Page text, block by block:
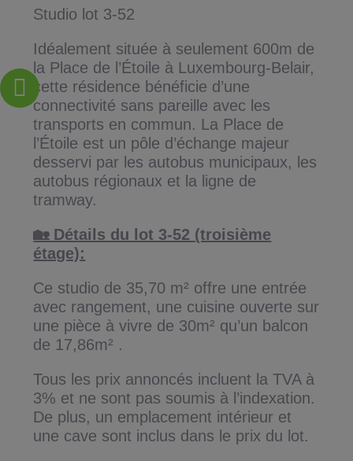
Studio lot 3-52
Idéalement située à seulement 600m de
la Place de l’Étoile à Luxembourg-Belair,
cette résidence bénéficie d’une
connectivité sans pareille avec les
transports en commun. La Place de
l’Étoile est un pôle d’échange majeur
desservi par les autobus municipaux, les
autobus régionaux et la ligne de
tramway.
🏡 Détails du lot 3-52 (troisième
étage):
Ce studio de 35,70 m² offre une entrée
avec rangement, une cuisine ouverte sur
une pièce à vivre de 30m² qu’un balcon
de 17,86m² .
Tous les prix annoncés incluent la TVA à
3% et ne sont pas soumis à l’indexation.
De plus, un emplacement intérieur et
une cave sont inclus dans le prix du lot.